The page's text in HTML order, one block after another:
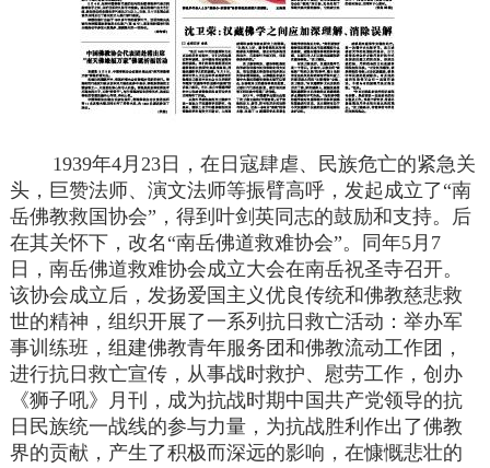
1939年4月23日，在日寇肆虐、民族危亡的紧急关
头，巨赞法师、演文法师等振臂高呼，发起成立了“南
岳佛教救国协会”，得到叶剑英同志的鼓励和支持。后
在其关怀下，改名“南岳佛道救难协会”。同年5月7
日，南岳佛道救难协会成立大会在南岳祝圣寺召开。
该协会成立后，发扬爱国主义优良传统和佛教慈悲救
世的精神，组织开展了一系列抗日救亡活动：举办军
事训练班，组建佛教青年服务团和佛教流动工作团，
进行抗日救亡宣传，从事战时救护、慰劳工作，创办
《狮子吼》月刊，成为抗战时期中国共产党领导的抗
日民族统一战线的参与力量，为抗战胜利作出了佛教
界的贡献，产生了积极而深远的影响，在慷慨悲壮的